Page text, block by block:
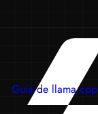
Guía de llama.cpp